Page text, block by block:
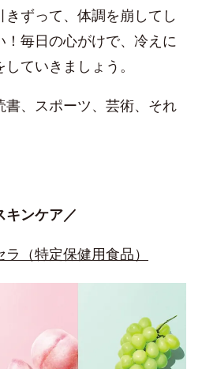
ずって、体調を崩してし
！毎日の心がけで、冷えに
ていきましょう。
書、スポーツ、芸術、それ
キンケア／
（特定保健用食品）